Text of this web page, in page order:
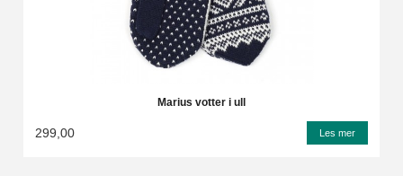
Marius votter i ull
299,00 Les mer